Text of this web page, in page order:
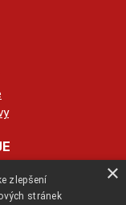
×
zlepšení
stránek